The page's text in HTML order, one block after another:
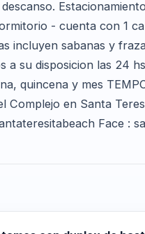
- cuenta con 1
incluyen sabanas y
a su disposicion las 24
quincena y mes
Complejo en Santa
Face :